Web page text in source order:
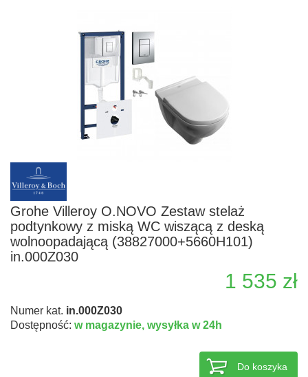
Grohe Villeroy O.NOVO Zestaw stelaż
podtynkowy z miską WC wiszącą z deską
wolnoopadającą (38827000+5660H101)
in.000Z030
1 535 zł
Numer kat. in.000Z030
Dostępność: w magazynie, wysyłka w 24h
Do koszyka